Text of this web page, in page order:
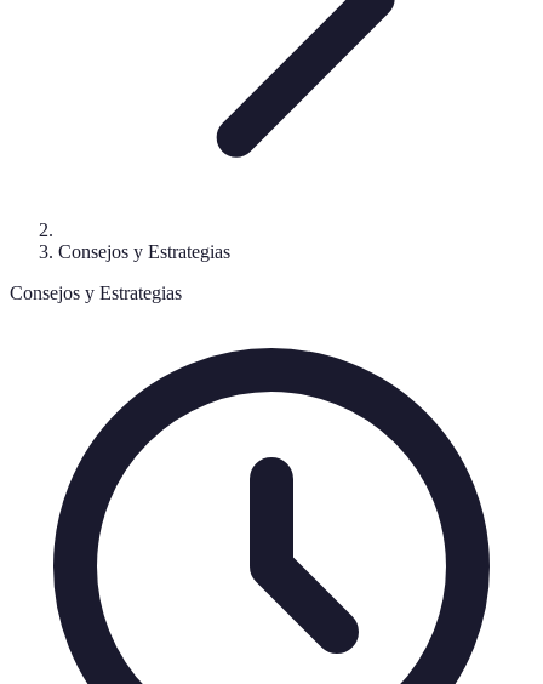
Consejos y Estrategias
Consejos y Estrategias